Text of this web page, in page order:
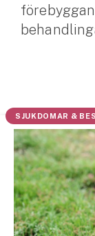
ATV-försäkring
Mc-försäkring
Båt
Båtförsäkring
SJUKDOMAR &